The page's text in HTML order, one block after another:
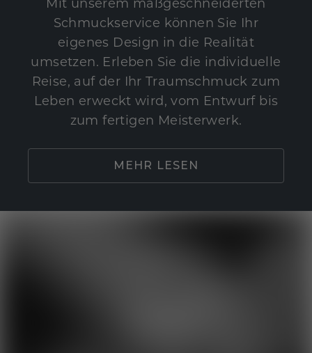
Mit unserem maßgeschneiderten
Schmuckservice können Sie Ihr
eigenes Design in die Realität
umsetzen. Erleben Sie die individuelle
Reise, auf der Ihr Traumschmuck zum
Leben erweckt wird, vom Entwurf bis
zum fertigen Meisterwerk.
MEHR LESEN